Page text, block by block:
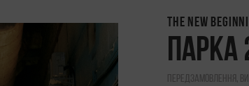
THE NEW
ПАРКА
передзамовлення,